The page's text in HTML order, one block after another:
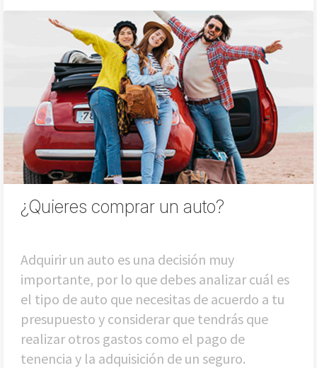
¿Quieres comprar un auto?
Adquirir un auto es una decisión muy
importante, por lo que debes analizar cuál es
el tipo de auto que necesitas de acuerdo a tu
presupuesto y considerar que tendrás que
realizar otros gastos como el pago de
tenencia y la adquisición de un seguro.